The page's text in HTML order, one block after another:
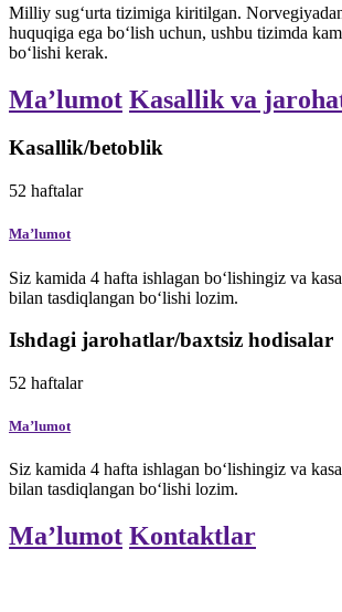
Milliy sug‘urta tizimiga kiritilgan.
huquqiga ega bo‘lish uchun, ushbu tizimda
bo‘lishi kerak.
Maʼlumot Kasallik va
Kasallik/betoblik
52 haftalar
Maʼlumot
Siz kamida 4 hafta ishlagan bo‘lishingiz va
bilan tasdiqlangan bo‘lishi lozim.
Ishdagi jarohatlar/baxtsiz hodisalar
52 haftalar
Maʼlumot
Siz kamida 4 hafta ishlagan bo‘lishingiz va
bilan tasdiqlangan bo‘lishi lozim.
Maʼlumot Kontaktlar